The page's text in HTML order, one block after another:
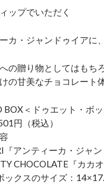
ップでいただく
カ・ジャンドゥイアに
の贈り物としてはもち
の甘美なチョコレート
BOX＜ドゥエット・ボッ
円（税込）
『アンティーカ・ジャ
CHOCOLATE『カカ
ックスのサイズ：